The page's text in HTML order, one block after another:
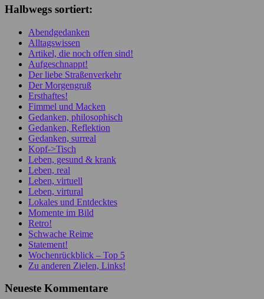
Halbwegs sortiert:
Abendgedanken
Alltagswissen
Artikel, die noch offen sind!
Aufgeschnappt!
Der liebe Straßenverkehr
Der Morgengruß
Ersthaftes!
Fimmel und Macken
Gedanken, philosophisch
Gedanken, Reflektion
Gedanken, surreal
Kopf->Tisch
Leben, gesund & krank
Leben, real
Leben, virtuell
Leben, virtural
Lokales und Entdecktes
Momente im Bild
Retro!
Schwache Reime
Statement!
Wochenrückblick – Top 5
Zu anderen Zielen, Links!
Neueste Kommentare